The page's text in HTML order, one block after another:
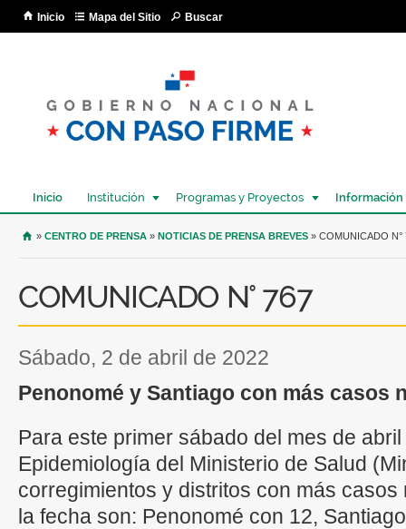
Inicio Mapa del Sitio Buscar
Inicio Institución Programas y Proyectos Información
USTED SE ENCUENTRA AQUÍ
» CENTRO DE PRENSA » NOTICIAS DE PRENSA BREVES » COMUNICADO N°
COMUNICADO N° 767
sábado, 2 de abril de 2022
Penonomé y Santiago con más casos
Para este primer sábado del mes de
Epidemiología del Ministerio de Salud
corregimientos y distritos con más
la fecha son: Penonomé con 12,